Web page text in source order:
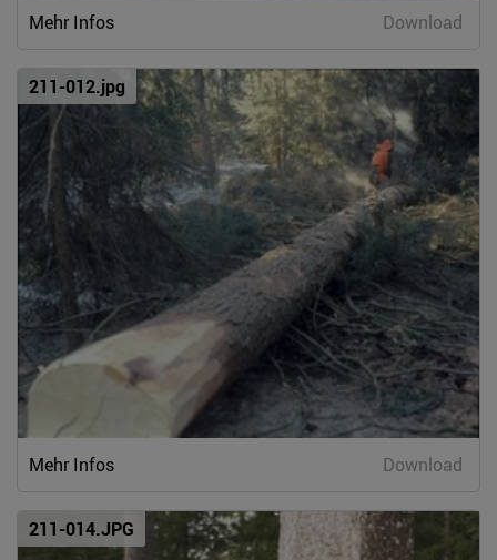
Mehr Infos Download
211-012.jpg
Mehr Infos Download
211-014.JPG